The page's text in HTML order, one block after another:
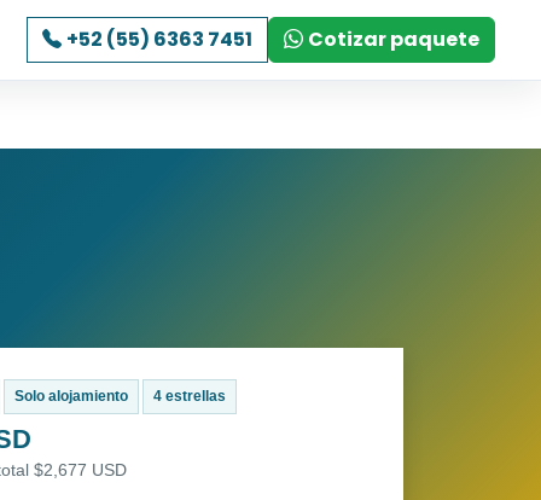
+52 (55) 6363 7451 Cotizar paquete
Solo alojamiento 4 estrellas
$2,677 USD